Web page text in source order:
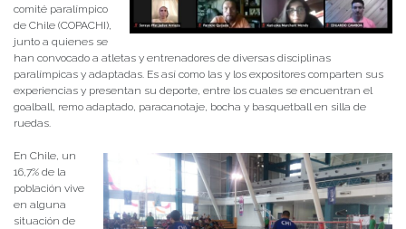
comité paralímpico
de Chile (COPACHI),
junto a quienes se
han convocado a atletas y entrenadores de diversas disciplinas
paralímpicas y adaptadas. Es así como las y los expositores comparten sus
experiencias y presentan su deporte, entre los cuales se encuentran el
goalball, remo adaptado, paracanotaje, bocha y basquetball en silla de
ruedas.
En Chile, un
16,7% de la
población vive
en alguna
situación de